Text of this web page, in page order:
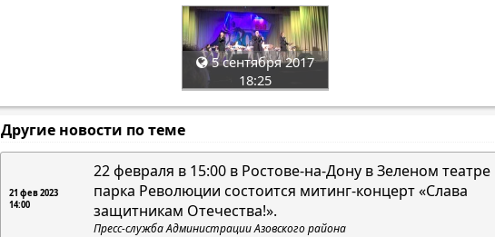
5 сентября 2017
18:25
Другие новости по теме
21 фев 2023
14:00
22 февраля в 15:00 в Ростове-на-Дону в Зеленом театре
парка Революции состоится митинг-концерт «Слава
защитникам Отечества!».
Пресс-служба Администрации Азовского района